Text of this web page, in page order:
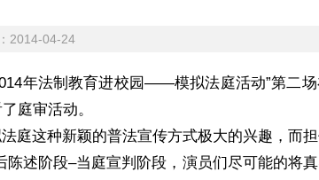
2014-04-24
年法制教育进校园——模拟法庭活动”第二
庭审活动。
这种新颖的普法宣传方式极大的兴趣，而
述阶段–当庭宣判阶段，演员们尽可能的将